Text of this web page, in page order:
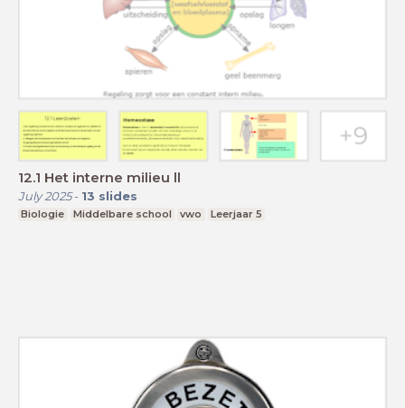
12.1 Het interne milieu ll
July 2025- 13 slides
Biologie Middelbare school vwo Leerjaar 5